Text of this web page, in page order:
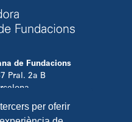
per oferir
de Fundacions
Pral. 2a B
480